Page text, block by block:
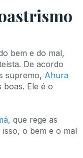
bem e do mal,
De acordo
supremo, Ahura
boas. Ele é o
, que rege as
o bem e o mal